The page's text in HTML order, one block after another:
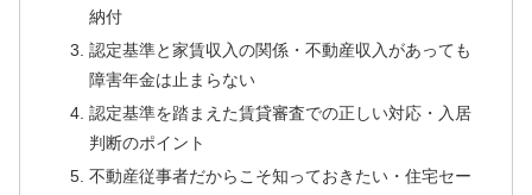
納付
認定基準と家賃収入の関係・不動産収入があっても
障害年金は止まらない
認定基準を踏まえた賃貸審査での正しい対応・入居
判断のポイント
不動産従事者だからこそ知っておきたい・住宅セー